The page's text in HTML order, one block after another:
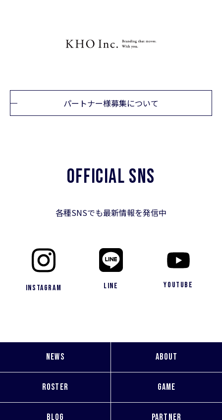
パートナー様募集について
OFFICIAL SNS
各種SNSでも最新情報を発信中
Instagram LINE YouTube
NEWS ABOUT
ROSTER GAME
BLOG PARTNER